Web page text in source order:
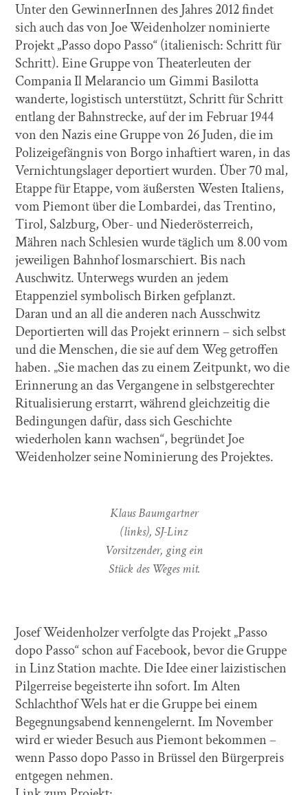
Unter den GewinnerInnen des Jahres 2012 findet
sich auch das von Joe Weidenholzer nominierte
Projekt „Passo dopo Passo“ (italienisch: Schritt für
Schritt). Eine Gruppe von Theaterleuten der
Compania Il Melarancio um Gimmi Basilotta
wanderte, logistisch unterstützt, Schritt für Schritt
entlang der Bahnstrecke, auf der im Februar 1944
von den Nazis eine Gruppe von 26 Juden, die im
Polizeigefängnis von Borgo inhaftiert waren, in das
Vernichtungslager deportiert wurden. Über 70 mal,
Etappe für Etappe, vom äußersten Westen Italiens,
vom Piemont über die Lombardei, das Trentino,
Tirol, Salzburg, Ober- und Niederösterreich,
Mähren nach Schlesien wurde täglich um 8.00 vom
jeweiligen Bahnhof losmarschiert. Bis nach
Auschwitz. Unterwegs wurden an jedem
Etappenziel symbolisch Birken gefplanzt.
Daran und an all die anderen nach Ausschwitz
Deportierten will das Projekt erinnern – sich selbst
und die Menschen, die sie auf dem Weg getroffen
haben. „Sie machen das zu einem Zeitpunkt, wo die
Erinnerung an das Vergangene in selbstgerechter
Ritualisierung erstarrt, während gleichzeitig die
Bedingungen dafür, dass sich Geschichte
wiederholen kann wachsen“, begründet Joe
Weidenholzer seine Nominierung des Projektes.
Klaus Baumgartner
(links), SJ-Linz
Vorsitzender, ging ein
Stück des Weges mit.
Josef Weidenholzer verfolgte das Projekt „Passo
dopo Passo“ schon auf Facebook, bevor die Gruppe
in Linz Station machte. Die Idee einer laizistischen
Pilgerreise begeisterte ihn sofort. Im Alten
Schlachthof Wels hat er die Gruppe bei einem
Begegnungsabend kennengelernt. Im November
wird er wieder Besuch aus Piemont bekommen –
wenn Passo dopo Passo in Brüssel den Bürgerpreis
entgegen nehmen.